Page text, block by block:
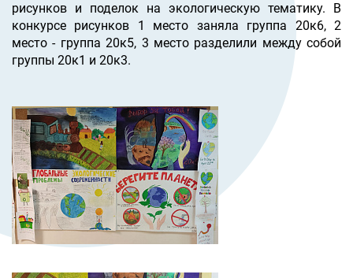
рисунков и поделок на экологическую тематику. В
конкурсе рисунков 1 место заняла группа 20к6, 2
место - группа 20к5, 3 место разделили между собой
группы 20к1 и 20к3.